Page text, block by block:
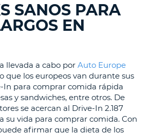
SANOS PARA
EN
llevada a cabo por Auto Europe
que los europeos van durante sus
In para comprar comida rápida
y sandwiches, entre otros. De
se acercan al Drive-In 2.187
su vida para comprar comida. Con
afirmar que la dieta de los